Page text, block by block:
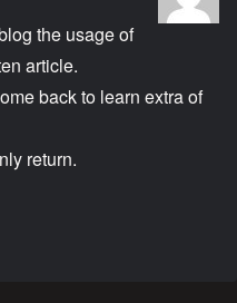
the usage of
article.
back to learn extra of
return.